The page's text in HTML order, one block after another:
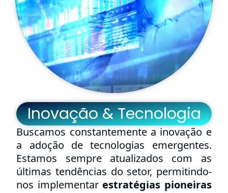
Inovação & Tecnologia
Buscamos constantemente a inovação e
a adoção de tecnologias emergentes.
Estamos sempre atualizados com as
últimas tendências do setor, permitindo-
nos implementar estratégias pioneiras